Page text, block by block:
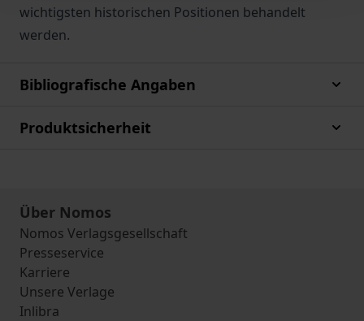
wichtigsten historischen Positionen behandelt
werden.
Bibliografische Angaben
Produktsicherheit
Über Nomos
Nomos Verlagsgesellschaft
Presseservice
Karriere
Unsere Verlage
Inlibra